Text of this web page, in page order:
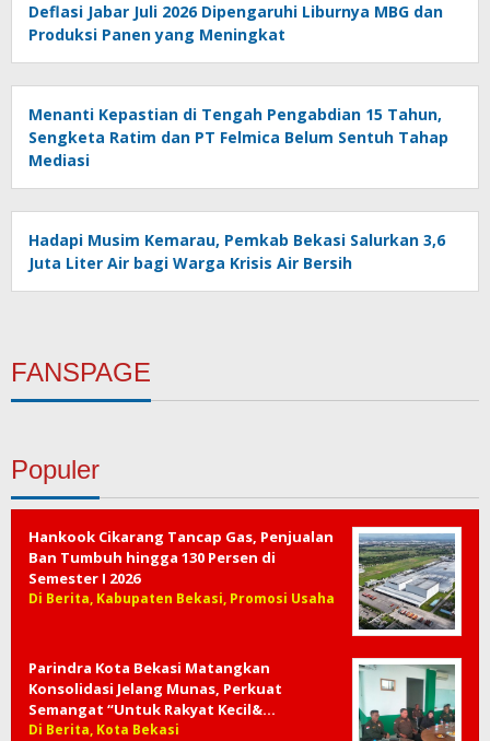
Deflasi Jabar Juli 2026 Dipengaruhi Liburnya MBG dan
Produksi Panen yang Meningkat
Menanti Kepastian di Tengah Pengabdian 15 Tahun,
Sengketa Ratim dan PT Felmica Belum Sentuh Tahap
Mediasi
Hadapi Musim Kemarau, Pemkab Bekasi Salurkan 3,6
Juta Liter Air bagi Warga Krisis Air Bersih
FANSPAGE
Populer
Hankook Cikarang Tancap Gas, Penjualan
Ban Tumbuh hingga 130 Persen di
Semester I 2026
Di Berita, Kabupaten Bekasi, Promosi Usaha
Parindra Kota Bekasi Matangkan
Konsolidasi Jelang Munas, Perkuat
Semangat “Untuk Rakyat Kecil&…
Di Berita, Kota Bekasi